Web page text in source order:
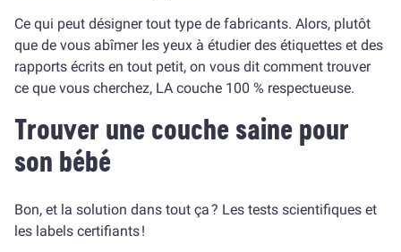
Ce qui peut désigner tout type de fabricants. Alors, plutôt
que de vous abîmer les yeux à étudier des étiquettes et des
rapports écrits en tout petit, on vous dit comment trouver
ce que vous cherchez, LA couche 100 % respectueuse.
Trouver une couche saine pour
son bébé
Bon, et la solution dans tout ça ? Les tests scientifiques et
les labels certifiants !